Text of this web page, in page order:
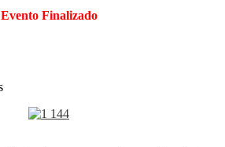
Evento Finalizado